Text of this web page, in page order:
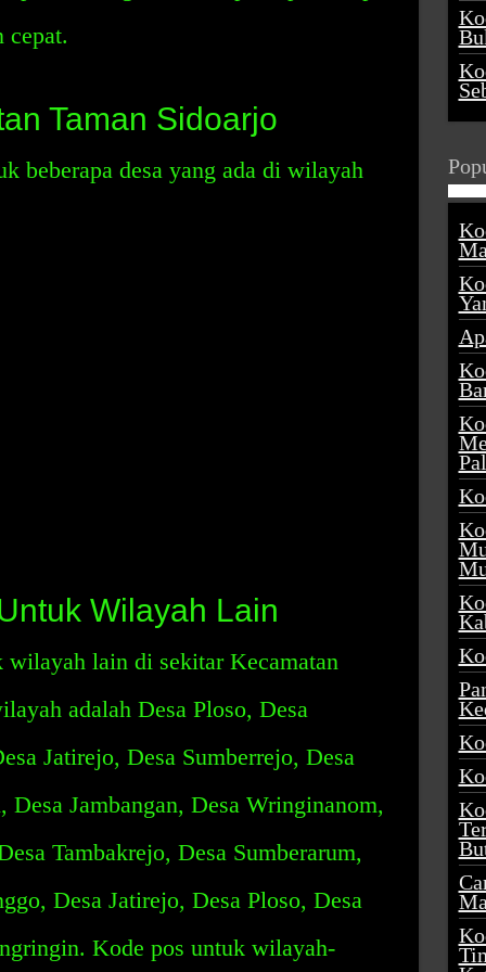
cepat.
Taman Sidoarjo
beberapa desa yang ada di wilayah
Wilayah Lain
lain di sekitar Kecamatan
adalah Desa Ploso, Desa
Jatirejo, Desa Sumberrejo, Desa
Desa Jambangan, Desa Wringinanom,
Tambakrejo, Desa Sumberarum,
Desa Jatirejo, Desa Ploso, Desa
Kode pos untuk wilayah-